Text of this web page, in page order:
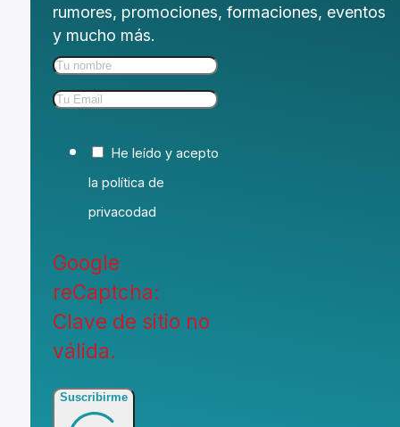
rumores, promociones, formaciones, eventos
y mucho más.
He leído y acepto
la política de
privacodad
Google
reCaptcha:
Clave de sitio no
válida.
Suscribirme